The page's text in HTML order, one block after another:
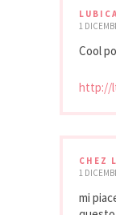
1
Cool
http://
CHEZ
1
mi